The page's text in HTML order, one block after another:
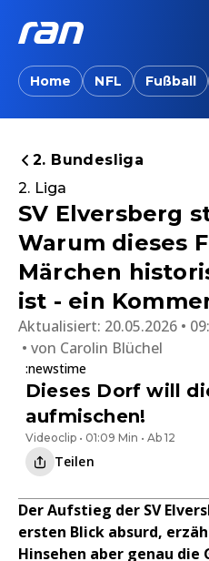
Home NFL Fußball
2. Bundesliga
2. Liga
SV Elversberg
Warum dieses
Märchen
ist - ein
Aktualisiert: 20.05.2026 •
von Carolin Blüchel
:newstime
Dieses Dorf will
aufmischen!
Videoclip • 01:09 Min • Ab 12
Teilen
Der Aufstieg der SV
ersten Blick absurd,
Hinsehen aber genau die